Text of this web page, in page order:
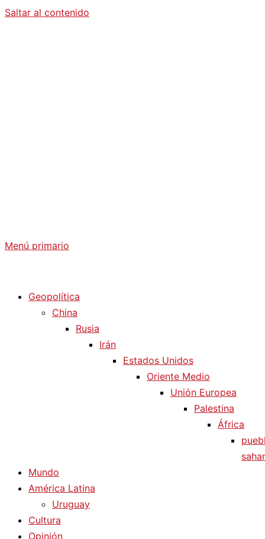
Saltar al contenido
Menú primario
Geopolítica
China
Rusia
Irán
Estados Unidos
Oriente Medio
Unión Europea
Palestina
África
Mundo
América Latina
Uruguay
Cultura
Opinión